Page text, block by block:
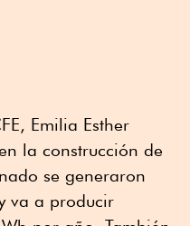
Emilia Esther
la construcción de
se generaron
va a producir